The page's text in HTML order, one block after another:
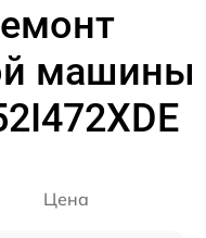
машины
Цена